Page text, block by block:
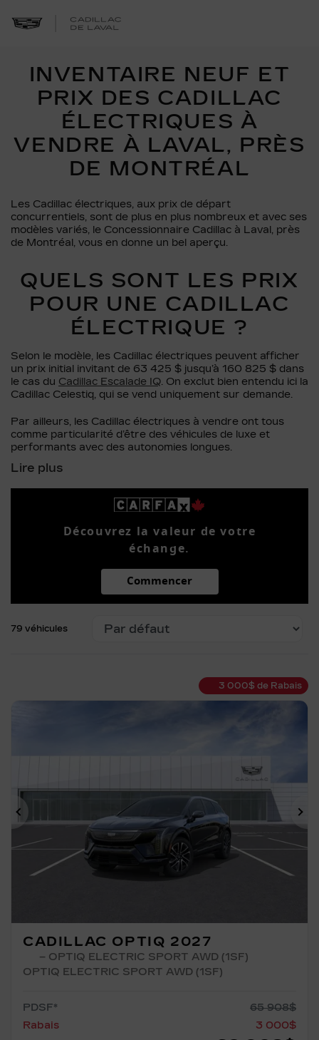
INVENTAIRE NEUF ET
PRIX DES CADILLAC
ÉLECTRIQUES À
VENDRE À LAVAL, PRÈS
DE MONTRÉAL
Les Cadillac électriques, aux prix de départ
concurrentiels, sont de plus en plus nombreux et avec ses
modèles variés, le Concessionnaire Cadillac à Laval, près
de Montréal, vous en donne un bel aperçu.
QUELS SONT LES PRIX
POUR UNE CADILLAC
ÉLECTRIQUE ?
Selon le modèle, les Cadillac électriques peuvent afficher
un prix initial invitant de 63 425 $ jusqu’à 160 825 $ dans
le cas du Cadillac Escalade IQ. On exclut bien entendu ici la
Cadillac Celestiq, qui se vend uniquement sur demande.
Par ailleurs, les Cadillac électriques à vendre ont tous
comme particularité d’être des véhicules de luxe et
performants avec des autonomies longues.
Découvrez la valeur de votre
échange.
Commencer
79 véhicules
3 000$ de Rabais
Précédent
CADILLAC OPTIQ 2027
– OPTIQ ELECTRIC SPORT AWD (1SF)
OPTIQ ELECTRIC SPORT AWD (1SF)
PDSF* 65 908$
Rabais
3 000$